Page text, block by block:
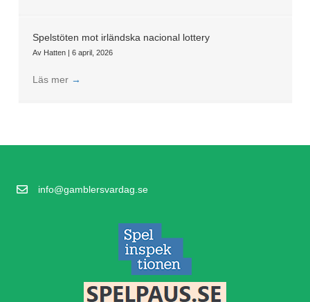
Spelstöten mot irländska nacional lottery
Av Hatten | 6 april, 2026
Läs mer →
info@gamblersvardag.se